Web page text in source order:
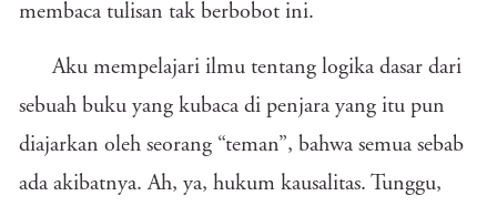
membaca tulisan tak berbobot ini.
Aku mempelajari ilmu tentang logika dasar dari
sebuah buku yang kubaca di penjara yang itu pun
diajarkan oleh seorang “teman”, bahwa semua sebab
ada akibatnya. Ah, ya, hukum kausalitas. Tunggu,